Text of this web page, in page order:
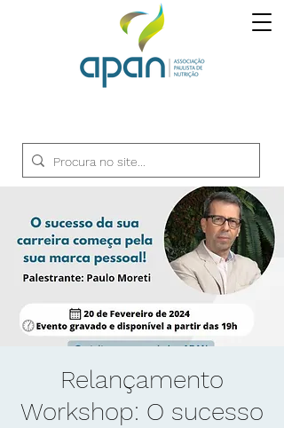
Relançamento
Workshop: O sucesso